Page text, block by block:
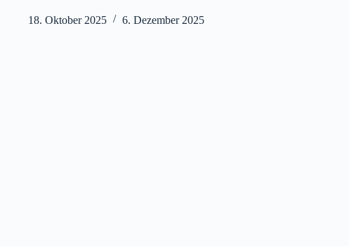
18. Oktober 2025 6. Dezember 2025